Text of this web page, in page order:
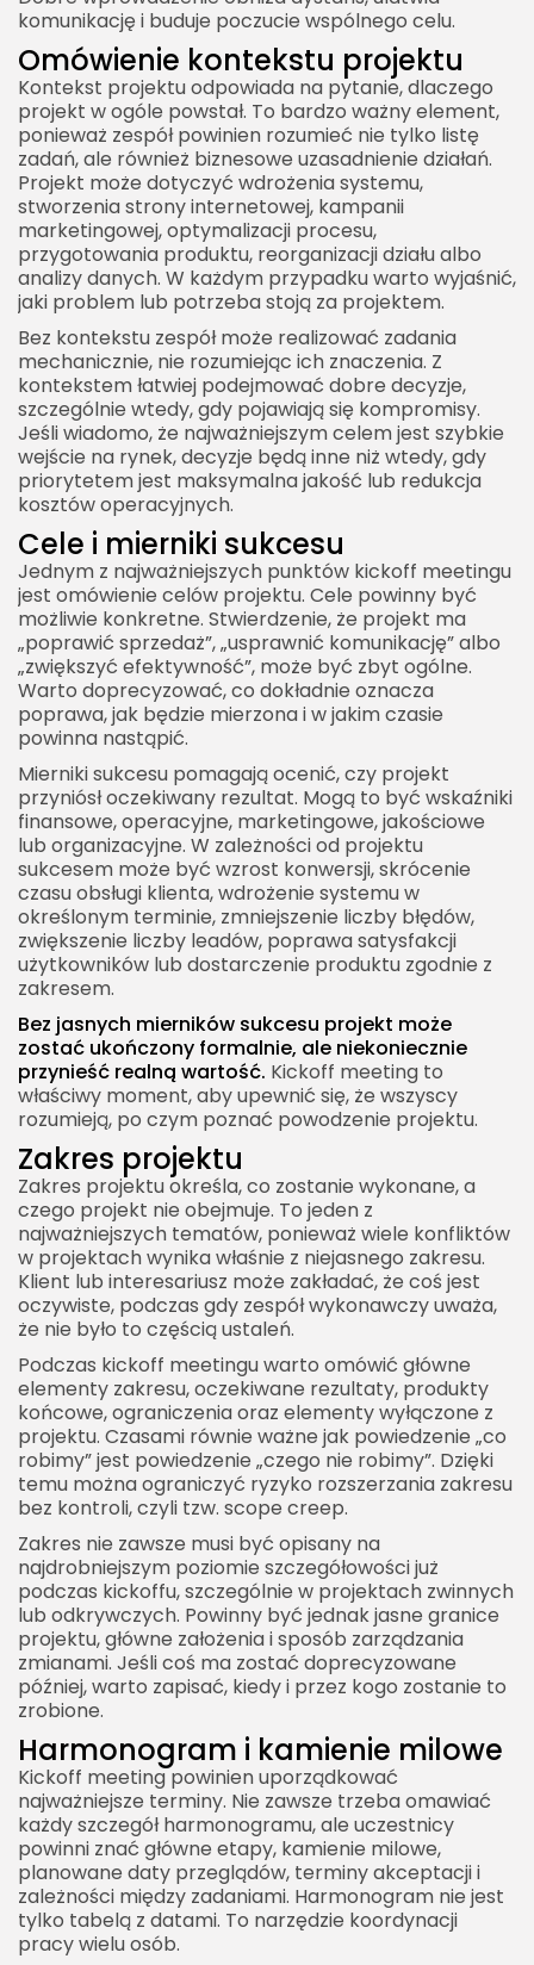
komunikację i buduje poczucie wspólnego celu.
Omówienie kontekstu projektu
Kontekst projektu odpowiada na pytanie, dlaczego
projekt w ogóle powstał. To bardzo ważny element,
ponieważ zespół powinien rozumieć nie tylko listę
zadań, ale również biznesowe uzasadnienie działań.
Projekt może dotyczyć wdrożenia systemu,
stworzenia strony internetowej, kampanii
marketingowej, optymalizacji procesu,
przygotowania produktu, reorganizacji działu albo
analizy danych. W każdym przypadku warto wyjaśnić,
jaki problem lub potrzeba stoją za projektem.
Bez kontekstu zespół może realizować zadania
mechanicznie, nie rozumiejąc ich znaczenia. Z
kontekstem łatwiej podejmować dobre decyzje,
szczególnie wtedy, gdy pojawiają się kompromisy.
Jeśli wiadomo, że najważniejszym celem jest szybkie
wejście na rynek, decyzje będą inne niż wtedy, gdy
priorytetem jest maksymalna jakość lub redukcja
kosztów operacyjnych.
Cele i mierniki sukcesu
Jednym z najważniejszych punktów kickoff meetingu
jest omówienie celów projektu. Cele powinny być
możliwie konkretne. Stwierdzenie, że projekt ma
„poprawić sprzedaż”, „usprawnić komunikację” albo
„zwiększyć efektywność”, może być zbyt ogólne.
Warto doprecyzować, co dokładnie oznacza
poprawa, jak będzie mierzona i w jakim czasie
powinna nastąpić.
Mierniki sukcesu pomagają ocenić, czy projekt
przyniósł oczekiwany rezultat. Mogą to być wskaźniki
finansowe, operacyjne, marketingowe, jakościowe
lub organizacyjne. W zależności od projektu
sukcesem może być wzrost konwersji, skrócenie
czasu obsługi klienta, wdrożenie systemu w
określonym terminie, zmniejszenie liczby błędów,
zwiększenie liczby leadów, poprawa satysfakcji
użytkowników lub dostarczenie produktu zgodnie z
zakresem.
Bez jasnych mierników sukcesu projekt może
zostać ukończony formalnie, ale niekoniecznie
przynieść realną wartość. Kickoff meeting to
właściwy moment, aby upewnić się, że wszyscy
rozumieją, po czym poznać powodzenie projektu.
Zakres projektu
Zakres projektu określa, co zostanie wykonane, a
czego projekt nie obejmuje. To jeden z
najważniejszych tematów, ponieważ wiele konfliktów
w projektach wynika właśnie z niejasnego zakresu.
Klient lub interesariusz może zakładać, że coś jest
oczywiste, podczas gdy zespół wykonawczy uważa,
że nie było to częścią ustaleń.
Podczas kickoff meetingu warto omówić główne
elementy zakresu, oczekiwane rezultaty, produkty
końcowe, ograniczenia oraz elementy wyłączone z
projektu. Czasami równie ważne jak powiedzenie „co
robimy” jest powiedzenie „czego nie robimy”. Dzięki
temu można ograniczyć ryzyko rozszerzania zakresu
bez kontroli, czyli tzw. scope creep.
Zakres nie zawsze musi być opisany na
najdrobniejszym poziomie szczegółowości już
podczas kickoffu, szczególnie w projektach zwinnych
lub odkrywczych. Powinny być jednak jasne granice
projektu, główne założenia i sposób zarządzania
zmianami. Jeśli coś ma zostać doprecyzowane
później, warto zapisać, kiedy i przez kogo zostanie to
zrobione.
Harmonogram i kamienie milowe
Kickoff meeting powinien uporządkować
najważniejsze terminy. Nie zawsze trzeba omawiać
każdy szczegół harmonogramu, ale uczestnicy
powinni znać główne etapy, kamienie milowe,
planowane daty przeglądów, terminy akceptacji i
zależności między zadaniami. Harmonogram nie jest
tylko tabelą z datami. To narzędzie koordynacji
pracy wielu osób.